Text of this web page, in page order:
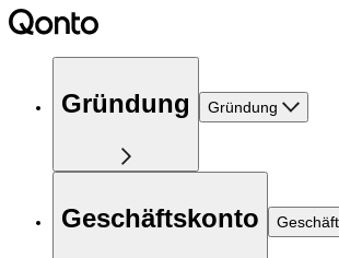
Gründung Gründung
Geschäftskonto